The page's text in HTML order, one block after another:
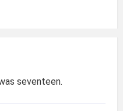
seventeen.